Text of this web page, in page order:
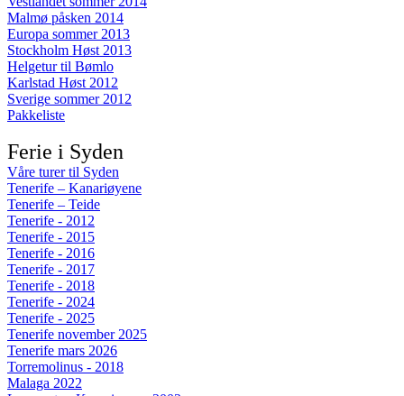
Malmø påsken 2014
Europa sommer 2013
Stockholm Høst 2013
Helgetur til Bømlo
Karlstad Høst 2012
Sverige sommer 2012
Pakkeliste
Ferie i Syden
Våre turer til Syden
Tenerife – Kanariøyene
Tenerife – Teide
Tenerife - 2012
Tenerife - 2015
Tenerife - 2016
Tenerife - 2017
Tenerife - 2018
Tenerife - 2024
Tenerife - 2025
Tenerife november 2025
Tenerife mars 2026
Torremolinus - 2018
Malaga 2022